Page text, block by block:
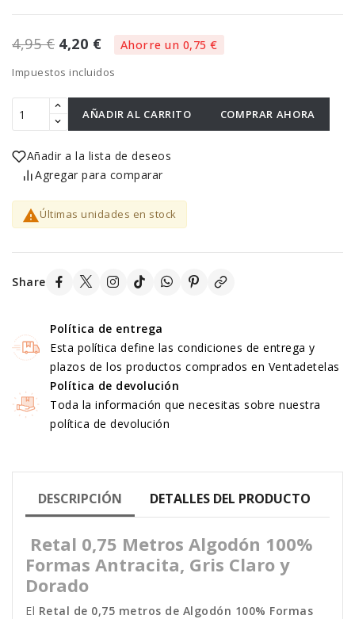
4,95 € 4,20 € Ahorre un 0,75 €
Impuestos incluidos
AÑADIR AL CARRITO COMPRAR AHORA
Añadir a la lista de deseos
Agregar para comparar
Últimas unidades en stock
Share
Política de entrega
Esta política define las condiciones de entrega y
plazos de los productos comprados en Ventadetelas
Política de devolución
Toda la información que necesitas sobre nuestra
política de devolución
DESCRIPCIÓN DETALLES DEL PRODUCTO
Retal 0,75 Metros Algodón 100%
Formas Antracita, Gris Claro y
Dorado
El Retal de 0,75 metros de Algodón 100% Formas